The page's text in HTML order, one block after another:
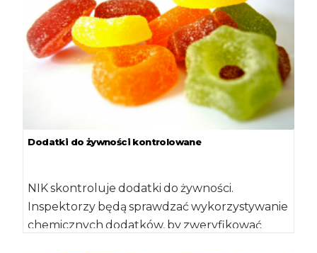
Dodatki do żywności kontrolowane
NIK skontroluje dodatki do żywności.
Inspektorzy będą sprawdzać wykorzystywanie
chemicznych dodatków, by zweryfikować